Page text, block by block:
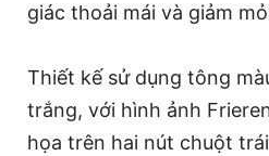
giác thoải mái và giảm
Thiết kế sử dụng tông
trắng, với hình ảnh
họa trên hai nút chuột